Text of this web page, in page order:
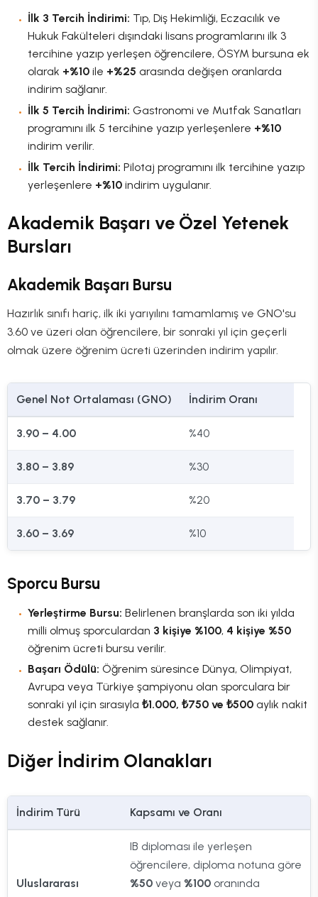
İlk 3 Tercih İndirimi: Tıp, Diş Hekimliği, Eczacılık ve
Hukuk Fakülteleri dışındaki lisans programlarını ilk 3
tercihine yazıp yerleşen öğrencilere, ÖSYM bursuna ek
olarak +%10ile +%25 arasında değişen oranlarda
indirim sağlanır.
İlk 5 Tercih İndirimi: Gastronomi ve Mutfak Sanatları
programını ilk 5 tercihine yazıp yerleşenlere +%10
indirim verilir.
İlk Tercih İndirimi: Pilotaj programını ilk tercihine yazıp
yerleşenlere +%10indirim uygulanır.
Akademik Başarı ve Özel Yetenek
Bursları
Akademik Başarı Bursu
Hazırlık sınıfı hariç, ilk iki yarıyılını tamamlamış ve GNO'su
3.60 ve üzeri olan öğrencilere, bir sonraki yıl için geçerli
olmak üzere öğrenim ücreti üzerinden indirim yapılır.
Genel Not Ortalaması (GNO) İndirim Oranı
3.90 – 4.00 %40
3.80 – 3.89 %30
3.70 – 3.79 %20
3.60 – 3.69 %10
Sporcu Bursu
Yerleştirme Bursu: Belirlenen branşlarda son iki yılda
milli olmuş sporculardan 3 kişiye %100, 4 kişiye %50
öğrenim ücreti bursu verilir.
Başarı Ödülü: Öğrenim süresince Dünya, Olimpiyat,
Avrupa veya Türkiye şampiyonu olan sporculara bir
sonraki yıl için sırasıyla ₺1.000, ₺750 ve ₺500aylık nakit
destek sağlanır.
Diğer İndirim Olanakları
İndirim Türü Kapsamı ve Oranı
Uluslararası
IB diploması ile yerleşen
öğrencilere, diploma notuna göre
%50 veya %100 oranında